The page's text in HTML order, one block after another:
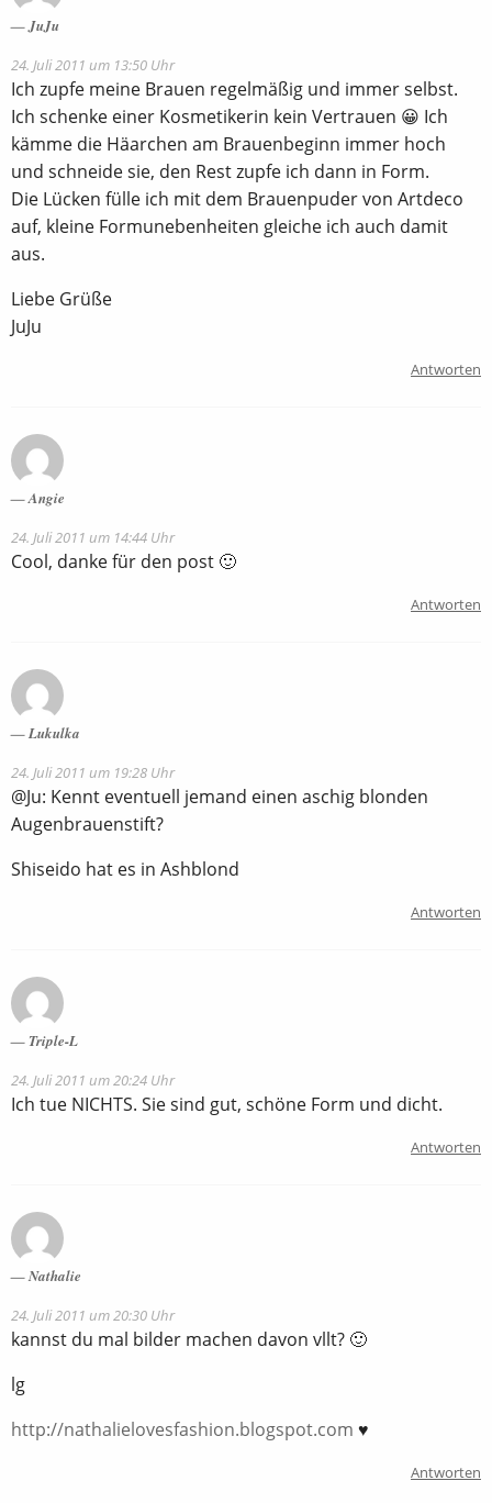
JuJu
24. Juli 2011 um 13:50 Uhr
Ich zupfe meine Brauen regelmäßig und immer selbst.
Ich schenke einer Kosmetikerin kein Vertrauen 😀 Ich
kämme die Häarchen am Brauenbeginn immer hoch
und schneide sie, den Rest zupfe ich dann in Form.
Die Lücken fülle ich mit dem Brauenpuder von Artdeco
auf, kleine Formunebenheiten gleiche ich auch damit
aus.
Liebe Grüße
JuJu
Antworten
Angie
24. Juli 2011 um 14:44 Uhr
Cool, danke für den post 🙂
Antworten
Lukulka
24. Juli 2011 um 19:28 Uhr
@Ju: Kennt eventuell jemand einen aschig blonden
Augenbrauenstift?
Shiseido hat es in Ashblond
Antworten
Triple-L
24. Juli 2011 um 20:24 Uhr
Ich tue NICHTS. Sie sind gut, schöne Form und dicht.
Antworten
Nathalie
24. Juli 2011 um 20:30 Uhr
kannst du mal bilder machen davon vllt? 🙂
lg
http://nathalielovesfashion.blogspot.com ♥
Antworten